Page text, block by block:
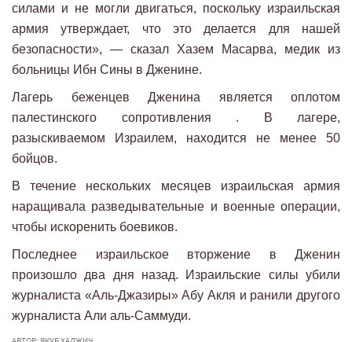
силами и не могли двигаться, поскольку израильская
армия утверждает, что это делается для нашей
безопасности», — сказал Хазем Масарва, медик из
больницы Ибн Сины в Дженине.
Лагерь беженцев Дженина является оплотом
палестинского сопротивления . В лагере,
разыскиваемом Израилем, находится не менее 50
бойцов.
В течение нескольких месяцев израильская армия
наращивала разведывательные и военные операции,
чтобы искоренить боевиков.
Последнее израильское вторжение в Дженин
произошло два дня назад. Израильские силы убили
журналиста «Аль-Джазиры» Абу Акля и ранили другого
журналиста Али аль-Саммуди.